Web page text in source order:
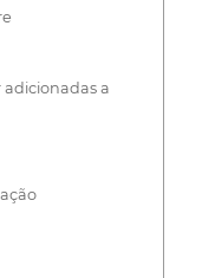
adicionadas a